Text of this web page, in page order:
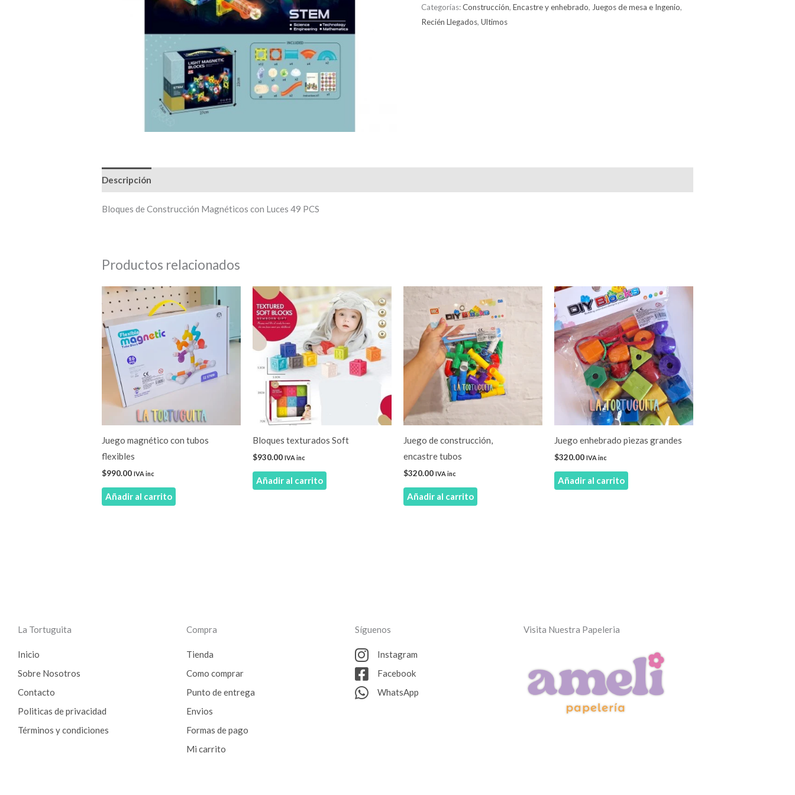
Categorías:Construcción, Encastre y enhebrado, Juegos de mesa e Ingenio,
Recién Llegados, Ultimos
Descripción
Bloques de Construcción Magnéticos con Luces 49 PCS
Productos relacionados
Juego magnético con tubos
flexibles
$990.00 IVA inc
Añadir al carrito
Bloques texturados Soft
$930.00 IVA inc
Añadir al carrito
Juego de construcción,
encastre tubos
$320.00 IVA inc
Añadir al carrito
Juego enhebrado piezas grandes
$320.00 IVA inc
Añadir al carrito
La Tortuguita
Inicio
Sobre Nosotros
Contacto
Politicas de privacidad
Términos y condiciones
Compra
Tienda
Como comprar
Punto de entrega
Envios
Formas de pago
Mi carrito
Síguenos
Instagram
Facebook
WhatsApp
Visita Nuestra Papeleria